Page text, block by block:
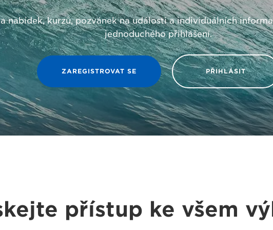
nabídek, kurzů, pozvánek na události a individuálních
jednoduchého přihlášení.
ZAREGISTROVAT SE PŘIHLÁSIT
přístup ke všem